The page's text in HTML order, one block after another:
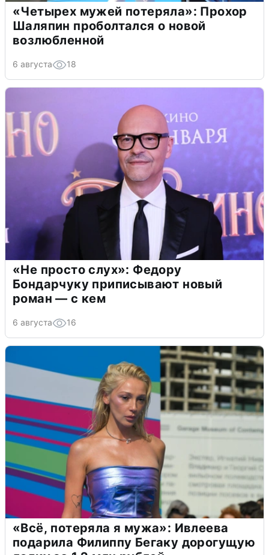
«Четырех мужей потеряла»: Прохор
Шаляпин проболтался о новой
возлюбленной
6 августа 18
«Не просто слух»: Федору
Бондарчуку приписывают новый
роман — с кем
6 августа 16
«Всё, потеряла я мужа»: Ивлеева
подарила Филиппу Бегаку дорогущую